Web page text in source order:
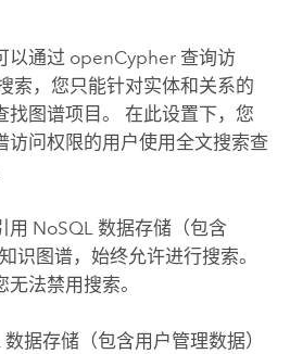
以通过 openCypher查询访
索，您只能针对实体和关系的
找图谱项目。 在此设置下，您
访问权限的用户使用全文搜索查
用 NoSQL 数据存储（包含
识图谱，始终允许进行搜索。
法禁用搜索。
据存储（包含用户管理数据）